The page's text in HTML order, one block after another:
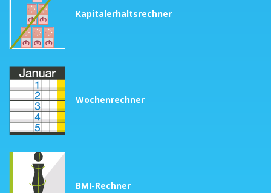
Kapitalerhaltsrechner
Wochenrechner
BMI-Rechner